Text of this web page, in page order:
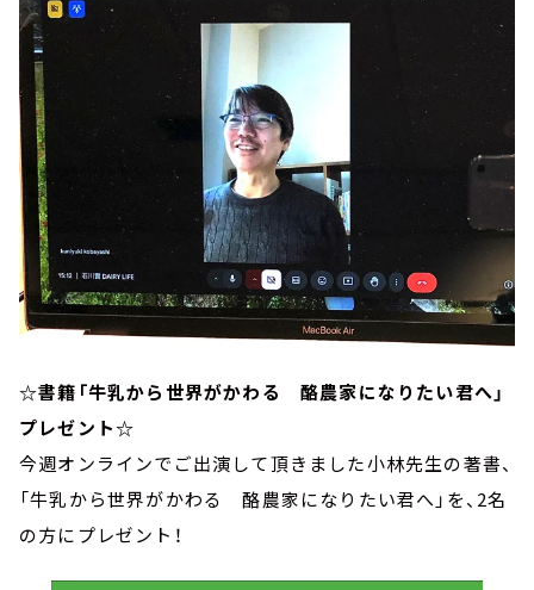
☆書籍「牛乳から世界がかわる 酪農家になりたい君へ」
プレゼント☆
今週オンラインでご出演して頂きました小林先生の著書、
「牛乳から世界がかわる 酪農家になりたい君へ」を、2名
の方にプレゼント！